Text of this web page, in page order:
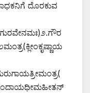
ದೊರಕುವ